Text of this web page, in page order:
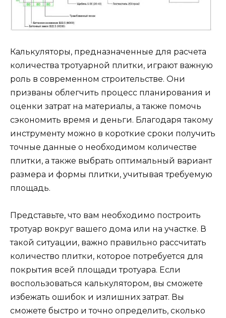
Калькуляторы, предназначенные для расчета
количества тротуарной плитки, играют важную
роль в современном строительстве. Они
призваны облегчить процесс планирования и
оценки затрат на материалы, а также помочь
сэкономить время и деньги. Благодаря такому
инструменту можно в короткие сроки получить
точные данные о необходимом количестве
плитки, а также выбрать оптимальный вариант
размера и формы плитки, учитывая требуемую
площадь.
Представьте, что вам необходимо построить
тротуар вокруг вашего дома или на участке. В
такой ситуации, важно правильно рассчитать
количество плитки, которое потребуется для
покрытия всей площади тротуара. Если
воспользоваться калькулятором, вы сможете
избежать ошибок и излишних затрат. Вы
сможете быстро и точно определить, сколько